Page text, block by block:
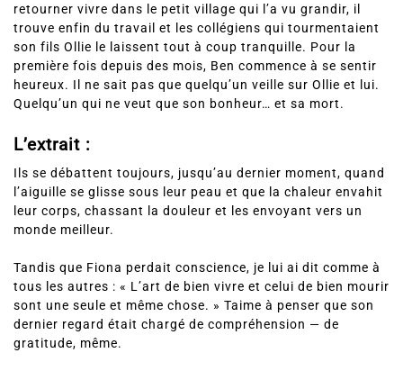
retourner vivre dans le petit village qui l’a vu grandir, il
trouve enfin du travail et les collégiens qui tourmentaient
son fils Ollie le laissent tout à coup tranquille. Pour la
première fois depuis des mois, Ben commence à se sentir
heureux. Il ne sait pas que quelqu’un veille sur Ollie et lui.
Quelqu’un qui ne veut que son bonheur… et sa mort.
L’extrait :
Ils se débattent toujours, jusqu’au dernier moment, quand
l’aiguille se glisse sous leur peau et que la chaleur envahit
leur corps, chassant la douleur et les envoyant vers un
monde meilleur.
Tandis que Fiona perdait conscience, je lui ai dit comme à
tous les autres : « L’art de bien vivre et celui de bien mourir
sont une seule et même chose. » Taime à penser que son
dernier regard était chargé de compréhension — de
gratitude, même.